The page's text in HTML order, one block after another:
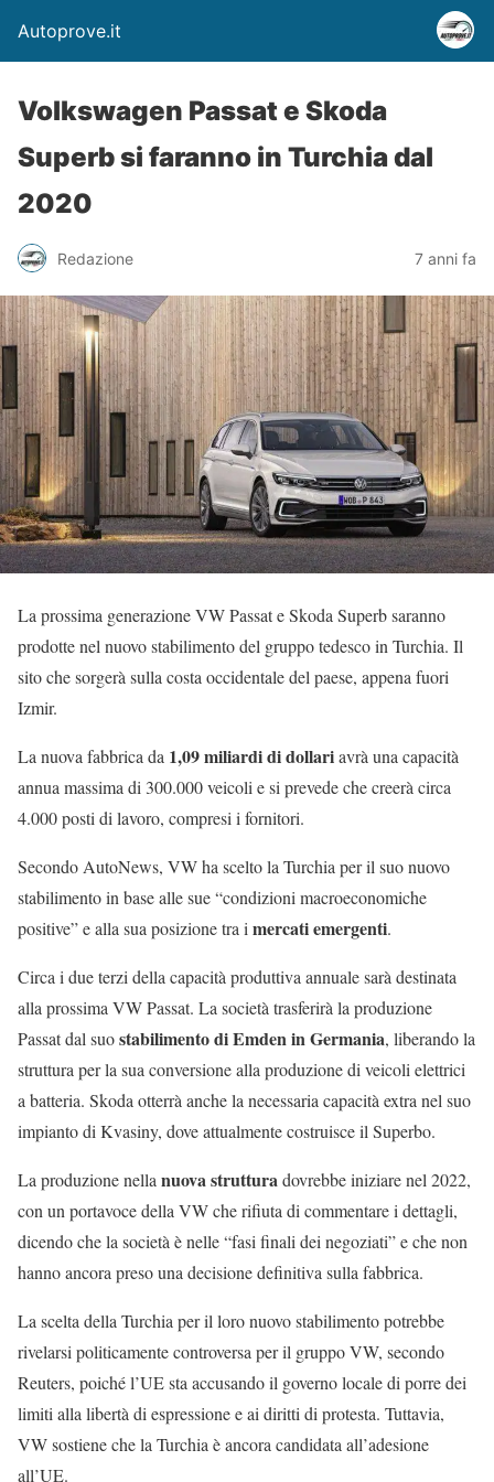
Autoprove.it
Volkswagen Passat e Skoda
Superb si faranno in Turchia dal
2020
Redazione 7 anni fa
La prossima generazione VW Passat e Skoda Superb saranno
prodotte nel nuovo stabilimento del gruppo tedesco in Turchia. Il
sito che sorgerà sulla costa occidentale del paese, appena fuori
Izmir.
La nuova fabbrica da 1,09 miliardi di dollariavrà una capacità
annua massima di 300.000 veicoli e si prevede che creerà circa
4.000 posti di lavoro, compresi i fornitori.
Secondo AutoNews, VW ha scelto la Turchia per il suo nuovo
stabilimento in base alle sue “condizioni macroeconomiche
positive” e alla sua posizione tra imercati emergenti.
Circa i due terzi della capacità produttiva annuale sarà destinata
alla prossima VW Passat. La società trasferirà la produzione
Passat dal suostabilimento di Emden in Germania, liberando la
struttura per la sua conversione alla produzione di veicoli elettrici
a batteria. Skoda otterrà anche la necessaria capacità extra nel suo
impianto di Kvasiny, dove attualmente costruisce il Superbo.
La produzione nellanuova strutturadovrebbe iniziare nel 2022,
con un portavoce della VW che rifiuta di commentare i dettagli,
dicendo che la società è nelle “fasi finali dei negoziati” e che non
hanno ancora preso una decisione definitiva sulla fabbrica.
La scelta della Turchia per il loro nuovo stabilimento potrebbe
rivelarsi politicamente controversa per il gruppo VW, secondo
Reuters, poiché l’UE sta accusando il governo locale di porre dei
limiti alla libertà di espressione e ai diritti di protesta. Tuttavia,
VW sostiene che la Turchia è ancora candidata all’adesione
all’UE.